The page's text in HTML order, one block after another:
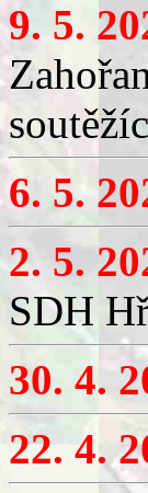
9. 5.
6. 5.
2. 5.
SDH
30. 4.
22. 4.